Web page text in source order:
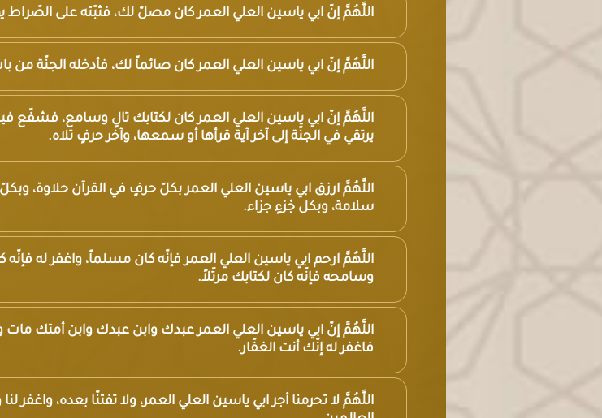
اللَّهُمَّ إنّ ابي ياسين العلي العمر كان مصلّ لك، فثبّته على الصّراط
اللَّهُمَّ إنّ ابي ياسين العلي العمر كان صائماً لك، فأدخله الجنّة من
اللَّهُمَّ إنّ ابي ياسين العلي العمر كان لكتابك تالٍ وسامع، فشفّع
يرتقي في الجنّة إلى آخر آية قرأها أو سمعها، وآخر حرفٍ تلاه.
اللَّهُمَّ ارزق ابي ياسين العلي العمر بكلّ حرفٍ في القرآن حلاوة،
سلامة، وبكل جْزءٍ جزاء.
اللَّهُمَّ ارحم ابي ياسين العلي العمر فإنّه كان مسلماً، واغفر له فإنّه
وسامحه فإنّه كان لكتابك مرتّلاً.
اللَّهُمَّ إنّ ابي ياسين العلي العمر عبدك وابن عبدك وابن أمتك
فاغفر له إنّك أنت الغفّار.
اللَّهُمَّ لا تحرمنا أجر ابي ياسين العلي العمر، ولا تفتنّا بعده، واغفر